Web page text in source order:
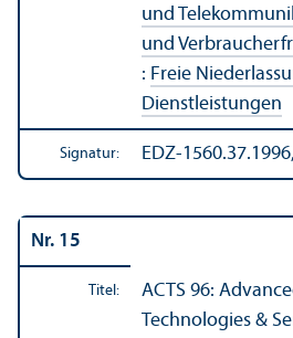
und
und
: Freie
Dienstleistungen
Signatur: EDZ-
Nr. 15
Titel:
ACTS 96:
Technologies &